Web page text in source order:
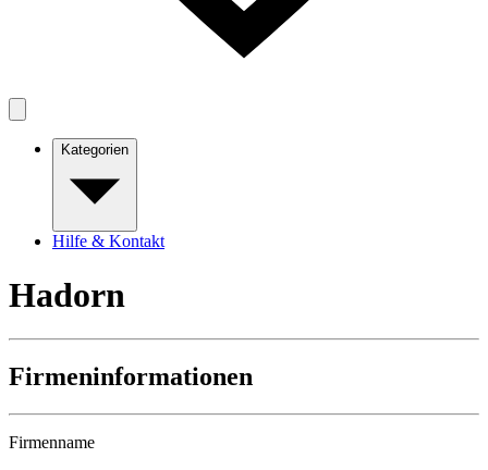
Kategorien
Hilfe & Kontakt
Hadorn
Firmeninformationen
Firmenname